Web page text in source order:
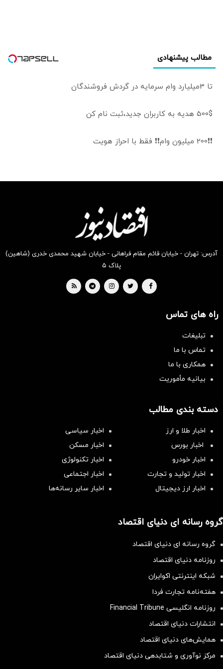
مطالب پیشنهادی
تا 3میلیارد وام سرمایه در گردش فروشندگان
500$ هدیه به کاربران جدید،ثبت نام کن
❗❗200 میلیون وام❗❗ فقط با احراز هویت
آدرس: تهران - خیابان قائم مقام فراهانی - خیابان شهید محمدی خدری (شاهین)
پلاک ۵
راه های تماس
تبلیغات
تماس با ما
همکاری با ما
بیانیه مأموریت
دسته بندی مطالب
اخبار طلا و ارز
اخبار سیاسی
اخبار بورس
اخبار مسکن
اخبار خودرو
اخبار تکنولوژی
اخبار تولید و تجارت
اخبار اجتماعی
اخبار ارز دیجیتال
اخبار سایر رسانه‌‌ها
گروه رسانه ای دنیای اقتصاد
گروه رسانه ای دنیای اقتصاد
روزنامه دنیای اقتصاد
شبکه اینترنتی اکوایران
هفته‌نامه تجارت فردا
روزنامه انگلیسی Financial Tribune
انتشارات دنیای اقتصاد
همایش‌های دنیای اقتصاد
مرکز نوآوری و شتابدهی دنیای اقتصاد